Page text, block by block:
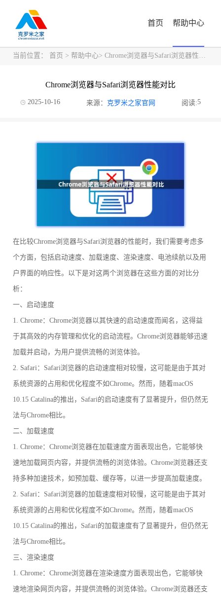
首页 帮助中心
当前位置： 首页 > 帮助中心> Chrome浏览器与Safari浏览器性能对比
Chrome浏览器与Safari浏览器性能对比
2025-10-16 来源： 克罗米之家官网 阅读:5
在比较Chrome浏览器与Safari浏览器的性能时，我们需要考虑多
个方面，包括启动速度、加载速度、渲染速度、电池续航以及用
户界面的响应性。以下是对这两个浏览器在这些方面的对比分
析：
一、启动速度
1. Chrome：Chrome浏览器以其快速的启动速度而闻名，这得益
于其高效的内存管理和优化的启动流程。Chrome浏览器能够迅速
加载并启动，为用户提供流畅的浏览体验。
2. Safari：Safari浏览器的启动速度相对较慢，这可能是由于其对
系统资源的占用和优化程度不如Chrome。然而，随着macOS
10.15 Catalina的推出，Safari的启动速度有了显著提升，但仍然无
法与Chrome相比。
二、加载速度
1. Chrome：Chrome浏览器在加载速度方面表现出色，它能够快
速地加载网页内容，并提供流畅的浏览体验。Chrome浏览器还支
持多种加速技术，如预加载、缓存等，以进一步提高加载速度。
2. Safari：Safari浏览器的加载速度相对较慢，这可能是由于其对
系统资源的占用和优化程度不如Chrome。然而，随着macOS
10.15 Catalina的推出，Safari的加载速度有了显著提升，但仍然无
法与Chrome相比。
三、渲染速度
1. Chrome：Chrome浏览器在渲染速度方面表现出色，它能够快
速地渲染网页内容，并提供流畅的浏览体验。Chrome浏览器还支